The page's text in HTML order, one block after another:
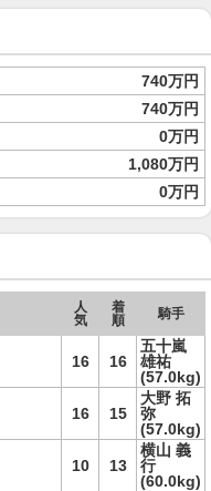
740万円
740万円
0万円
1,080万円
0万円
人
気
着
順
騎手
16 16
五十嵐
雄祐
(57.0kg)
16 15
大野 拓
弥
(57.0kg)
10 13
横山 義
行
(60.0kg)